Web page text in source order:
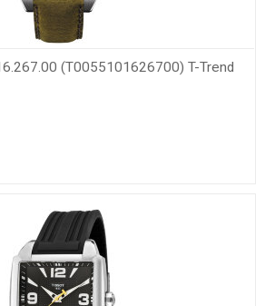
(T0055101626700) T-Trend